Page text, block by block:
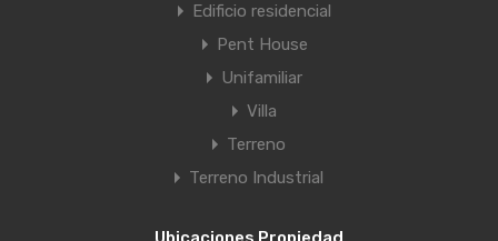
Edificio residencial
Pent House
Unifamiliar
Villa
Terreno
Terreno Industrial